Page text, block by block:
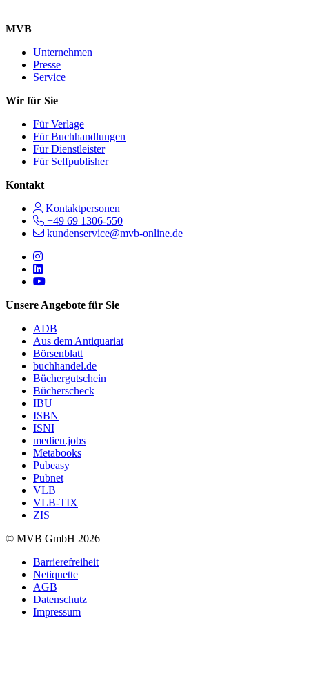
MVB
Unternehmen
Presse
Service
Wir für Sie
Für Verlage
Für Buchhandlungen
Für Dienstleister
Für Selfpublisher
Kontakt
Kontaktpersonen
+49 69 1306-550
kundenservice@mvb-online.de
Follow us on https://www.instagram.com/lifeatmvb/
Follow us on https://www.linkedin.com/company/mvbbooks
Follow us on https://www.youtube.com/@mvbbooks
Unsere Angebote für Sie
ADB
Aus dem Antiquariat
Börsenblatt
buchhandel.de
Büchergutschein
Bücherscheck
IBU
ISBN
ISNI
medien.jobs
Metabooks
Pubeasy
Pubnet
VLB
VLB-TIX
ZIS
© MVB GmbH 2026
Barrierefreiheit
Netiquette
AGB
Datenschutz
Impressum